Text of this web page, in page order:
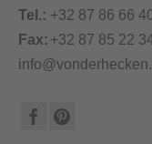
Tel.: +32 87 86 66
Fax: +32 87 85 22